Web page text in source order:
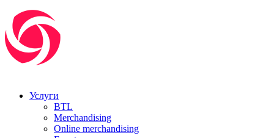
Услуги
BTL
Merchandising
Online merchandising